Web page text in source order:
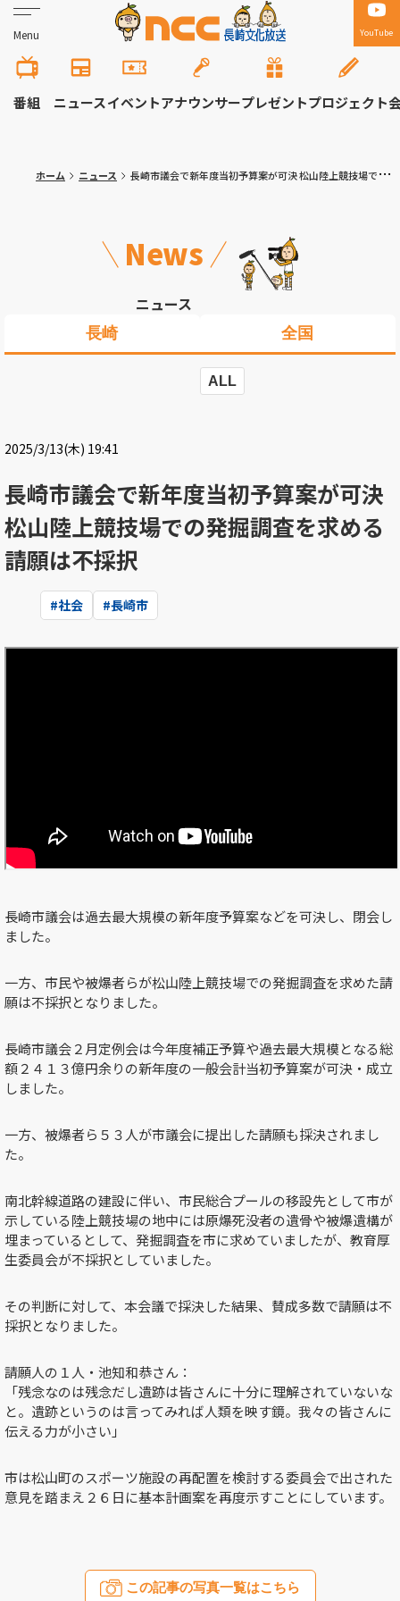
Menu YouTube
番組 ニュースイベントアナウンサープレゼントプロジェクト
ホーム ニュース 長崎市議会で新年度当初予算案が可決 松山陸上競技場での発掘調査を求める請願は不採択
News
ニュース
長崎 全国
ALL
2025/3/13(木) 19:41
長崎市議会で新年度当初予算案が可決
松山陸上競技場での発掘調査を求める
請願は不採択
#社会 #長崎市
長崎市議会は過去最大規模の新年度予算案などを可決し、閉会し
ました。
一方、市民や被爆者らが松山陸上競技場での発掘調査を求めた請
願は不採択となりました。
長崎市議会２月定例会は今年度補正予算や過去最大規模となる総
額２４１３億円余りの新年度の一般会計当初予算案が可決・成立
しました。
一方、被爆者ら５３人が市議会に提出した請願も採決されまし
た。
南北幹線道路の建設に伴い、市民総合プールの移設先として市が
示している陸上競技場の地中には原爆死没者の遺骨や被爆遺構が
埋まっているとして、発掘調査を市に求めていましたが、教育厚
生委員会が不採択としていました。
その判断に対して、本会議で採決した結果、賛成多数で請願は不
採択となりました。
請願人の１人・池知和恭さん：
「残念なのは残念だし遺跡は皆さんに十分に理解されていないな
と。遺跡というのは言ってみれば人類を映す鏡。我々の皆さんに
伝える力が小さい」
市は松山町のスポーツ施設の再配置を検討する委員会で出された
意見を踏まえ２６日に基本計画案を再度示すことにしています。
この記事の写真一覧はこちら